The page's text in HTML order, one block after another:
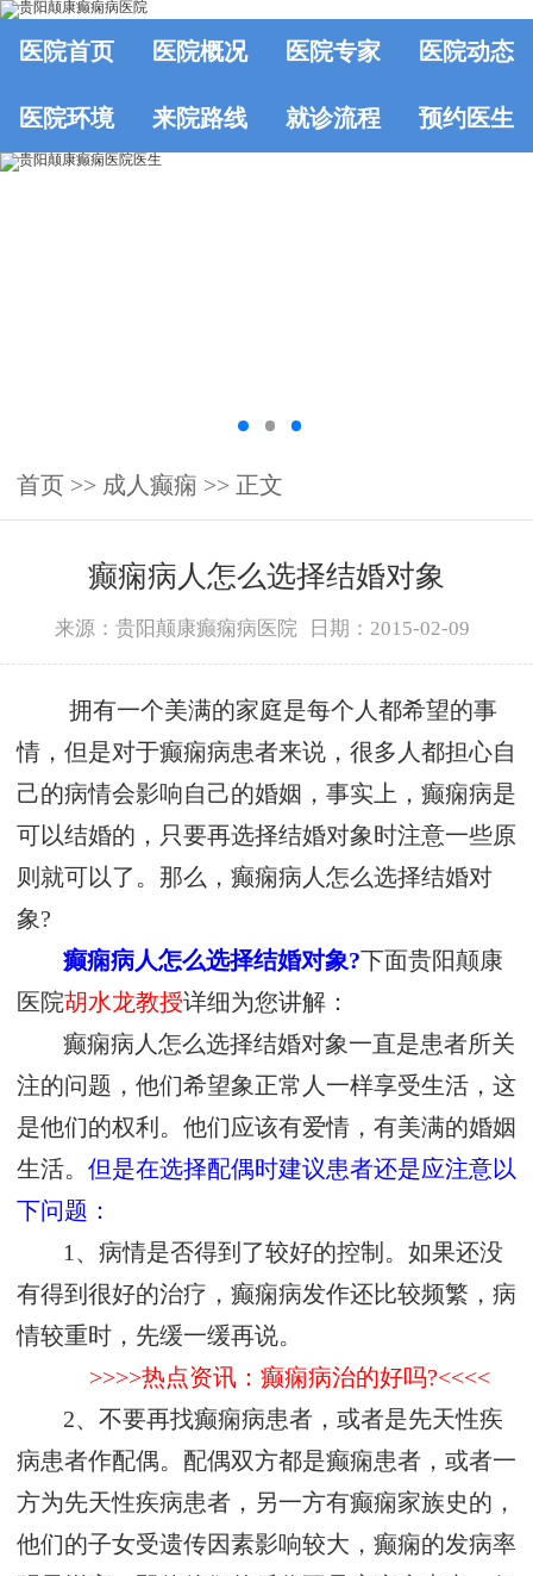
医院首页 医院概况 医院专家 医院动态
医院环境 来院路线 就诊流程 预约医生
首页 >> 成人癫痫 >> 正文
癫痫病人怎么选择结婚对象
来源：贵阳颠康癫痫病医院 日期：2015-02-09
拥有一个美满的家庭是每个人都希望的事
情，但是对于癫痫病患者来说，很多人都担心自
己的病情会影响自己的婚姻，事实上，癫痫病是
可以结婚的，只要再选择结婚对象时注意一些原
则就可以了。那么，癫痫病人怎么选择结婚对
象?
癫痫病人怎么选择结婚对象?下面贵阳颠康
医院胡水龙教授详细为您讲解：
癫痫病人怎么选择结婚对象一直是患者所关
注的问题，他们希望象正常人一样享受生活，这
是他们的权利。他们应该有爱情，有美满的婚姻
生活。 但是在选择配偶时建议患者还是应注意以
下问题：
1、病情是否得到了较好的控制。如果还没
有得到很好的治疗，癫痫病发作还比较频繁，病
情较重时，先缓一缓再说。
>>>>热点资讯：癫痫病治的好吗?<<<<
2、不要再找癫痫病患者，或者是先天性疾
病患者作配偶。配偶双方都是癫痫患者，或者一
方为先天性疾病患者，另一方有癫痫家族史的，
他们的子女受遗传因素影响较大，癫痫的发病率